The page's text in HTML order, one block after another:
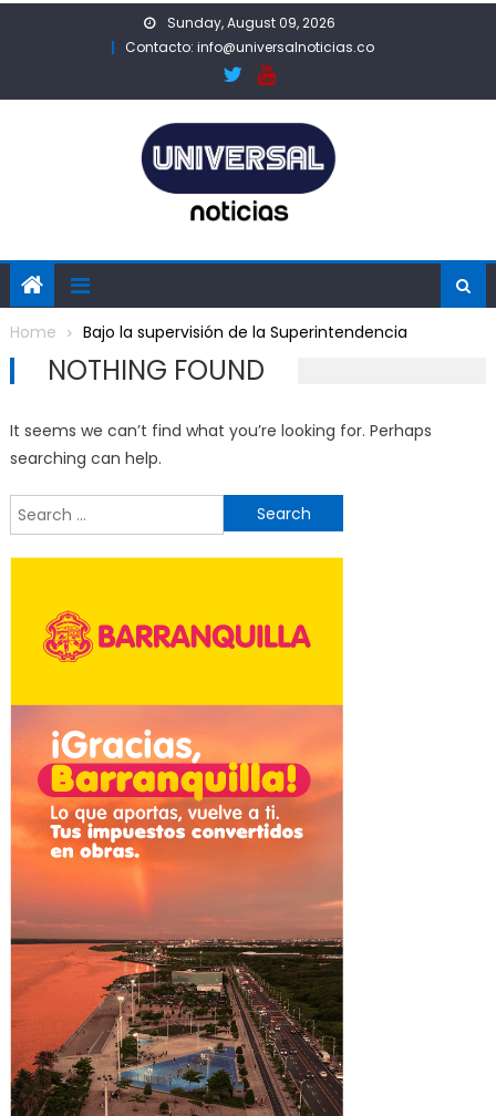
Sunday, August 09, 2026
Contacto: info@universalnoticias.co
Home Bajo la supervisión de la Superintendencia
NOTHING FOUND
It seems we can’t find what you’re looking for. Perhaps
searching can help.
for: